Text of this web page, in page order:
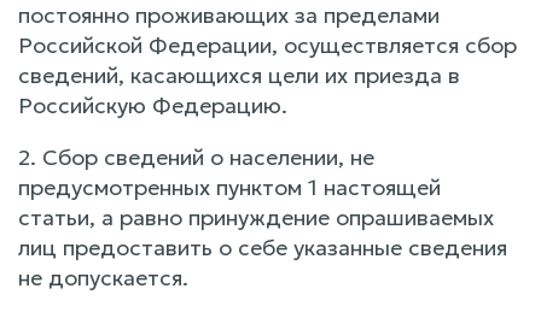
постоянно проживающих за пределами
Российской Федерации, осуществляется сбор
сведений, касающихся цели их приезда в
Российскую Федерацию.
2. Сбор сведений о населении, не
предусмотренных пунктом 1 настоящей
статьи, а равно принуждение опрашиваемых
лиц предоставить о себе указанные сведения
не допускается.